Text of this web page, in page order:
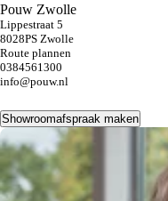
Pouw Zwolle
Lippestraat 5
8028PS Zwolle
Route plannen
0384561300
info@pouw.nl
Showroomafspraak maken